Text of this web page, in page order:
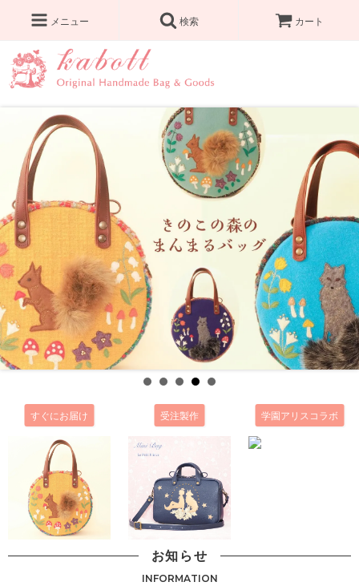
メニュー 検索 カート
すぐにお届け 受注製作 学園アリスコラボ
お知らせ
INFORMATION